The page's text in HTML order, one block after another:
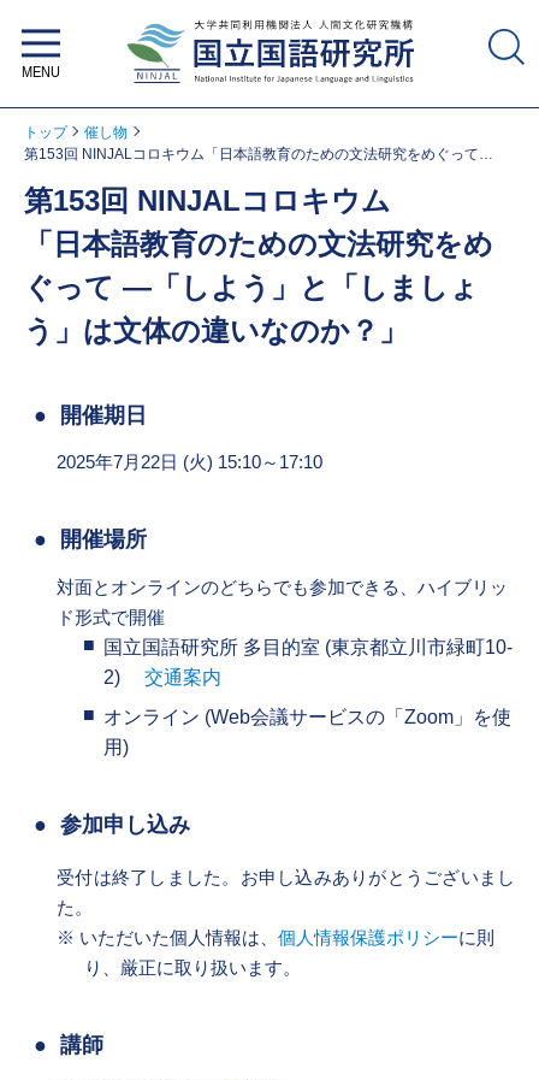
トップ
催し物
第153回 NINJALコロキウム「日本語教育のための文法研究をめぐって
第153回 NINJALコロキウム
「日本語教育のための文法研究をめ
ぐって ―「しよう」と「しましょ
う」は文体の違いなのか？」
開催期日
2025年7月22日 (火) 15:10～17:10
開催場所
対面とオンラインのどちらでも参加できる、ハイブリッ
ド形式で開催
国立国語研究所 多目的室 (東京都立川市緑町10-
2) 交通案内
オンライン (Web会議サービスの「Zoom」を使
用)
参加申し込み
受付は終了しました。お申し込みありがとうございまし
た。
いただいた個人情報は、 個人情報保護ポリシーに則
り、厳正に取り扱います。
講師